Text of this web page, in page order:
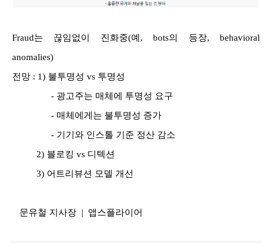
Fraud는 끊임없이 진화중(예, bots의 등장, behavioral
anomalies)
전망 : 1) 불투명성 vs 투명성
- 광고주는 매체에 투명성 요구
- 매체에게는 불투명성 증가
- 기기와 인스톨 기준 정산 감소
2) 블로킹 vs 디텍션
3) 어트리뷰션 모델 개선
문유철 지사장 | 앱스플라이어